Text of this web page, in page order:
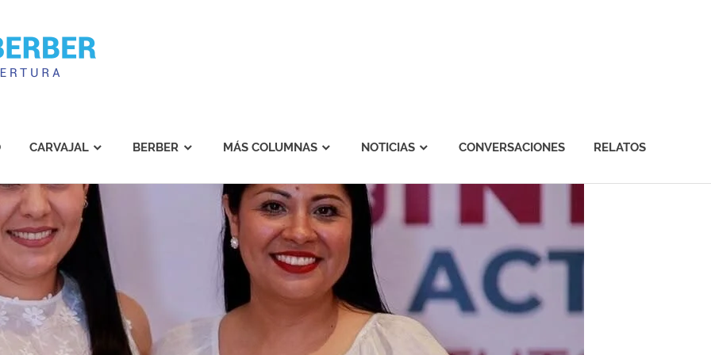
CARVAJAL BERBER MÁS COLUMNAS NOTICIAS CONVERSACIONES RELATOS